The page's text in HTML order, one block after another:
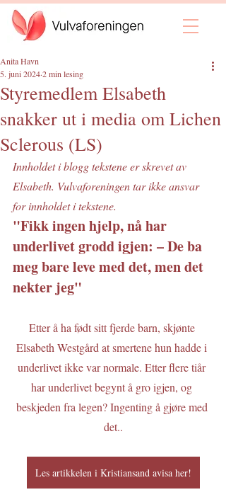
Styremedlem Elsabeth
snakker ut i media om Lichen
Sclerous (LS)
Anita Havn
5. juni 20242 min lesing
Innholdet i blogg tekstene er skrevet av
Elsabeth. Vulvaforeningen tar ikke ansvar
for innholdet i tekstene.
"Fikk ingen hjelp, nå har
underlivet grodd igjen: – De ba
meg bare leve med det, men det
nekter jeg"
Etter å ha født sitt fjerde barn, skjønte
Elsabeth Westgård at smertene hun hadde i
underlivet ikke var normale. Etter flere tiår
har underlivet begynt å gro igjen, og
beskjeden fra legen? Ingenting å gjøre med
det..
Les artikkelen i Kristiansand avisa her!